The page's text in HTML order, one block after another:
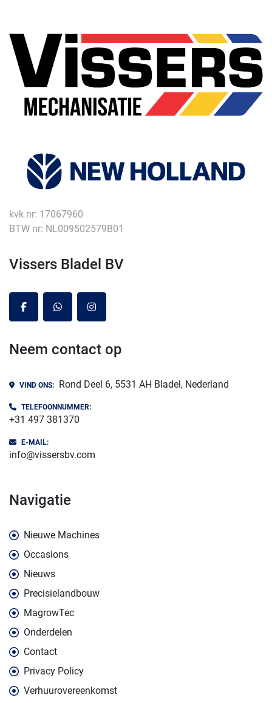
kvk nr: 17067960
BTW nr: NL009502579B01
Vissers Bladel BV
facebookwhatsappinstagram
Neem contact op
VIND ONS: Rond Deel 6, 5531 AH Bladel, Nederland
TELEFOONNUMMER:
+31 497 381370
E-MAIL:
info@vissersbv.com
navigatie
Nieuwe Machines
Occasions
Nieuws
Precisielandbouw
MagrowTec
Onderdelen
Contact
Privacy Policy
Verhuurovereenkomst